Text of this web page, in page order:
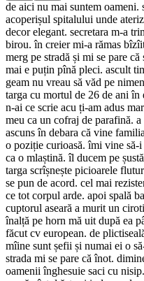
de aici nu mai suntem oameni.
acoperișul spitalului unde
decor elegant. secretara m-a
birou. în creier mi-a rămas
merg pe stradă și mi se pare
mai e puțin pînă pleci. ascult
geam nu vreau să văd pe
targa cu mortul de 26 de ani
n-ai ce scrie acu ți-am adus
meu ca un cofraj de parafină.
ascuns în debara că vine
o poziție curioasă. îmi vine să-
ca o mlaștină. îl ducem pe
targa scrîșnește picioarele
se pun de acord. cel mai
ce tot corpul arde. apoi spală
cuptorul aseară a murit un
înalță pe horn mă uit după ea
făcut cv european. de
mîine sunt șefii și numai ei o
strada mi se pare că înot.
oamenii înghesuie saci cu